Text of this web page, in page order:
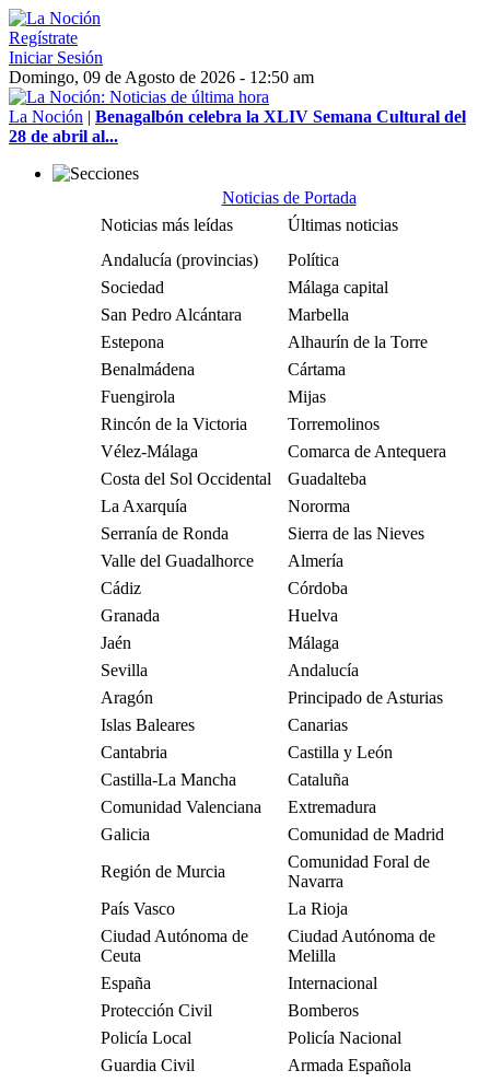
Regístrate
Iniciar Sesión
Domingo, 09 de Agosto de 2026 - 12:50 am
La Noción | Benagalbón celebra la XLIV Semana Cultural del
28 de abril al...
Noticias de Portada
Noticias más leídas
Últimas noticias
Andalucía (provincias)
Política
Sociedad
Málaga capital
San Pedro Alcántara
Marbella
Estepona
Alhaurín de la Torre
Benalmádena
Cártama
Fuengirola
Mijas
Rincón de la Victoria
Torremolinos
Vélez-Málaga
Comarca de Antequera
Costa del Sol Occidental
Guadalteba
La Axarquía
Nororma
Serranía de Ronda
Sierra de las Nieves
Valle del Guadalhorce
Almería
Cádiz
Córdoba
Granada
Huelva
Jaén
Málaga
Sevilla
Andalucía
Aragón
Principado de Asturias
Islas Baleares
Canarias
Cantabria
Castilla y León
Castilla-La Mancha
Cataluña
Comunidad Valenciana
Extremadura
Galicia
Comunidad de Madrid
Región de Murcia
Comunidad Foral de
Navarra
País Vasco
La Rioja
Ciudad Autónoma de
Ceuta
Ciudad Autónoma de
Melilla
España
Internacional
Protección Civil
Bomberos
Policía Local
Policía Nacional
Guardia Civil
Armada Española